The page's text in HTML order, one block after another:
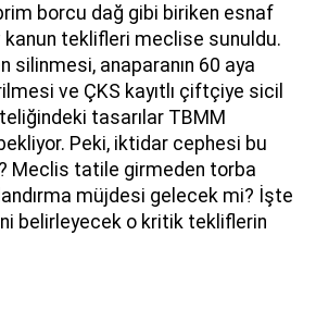
borcu dağ gibi biriken esnaf
kanun teklifleri meclise sunuldu.
silinmesi, anaparanın 60 aya
ve ÇKS kayıtlı çiftçiye sicil
tasarılar TBMM
Peki, iktidar cephesi bu
Meclis tatile girmeden torba
müjdesi gelecek mi? İşte
belirleyecek o kritik tekliflerin